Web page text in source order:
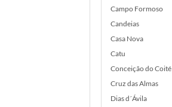
Campo Formoso
Candeias
Casa Nova
Catu
Conceição do Coité
Cruz das Almas
Dias d´Ávila